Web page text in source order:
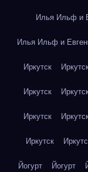
Илья Ильф и
Илья Ильф и
Иркутск
Иркутск
Иркутск
Иркутск
Йогурт Йогурт